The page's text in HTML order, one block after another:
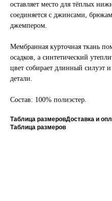
оставляет место для тёплых
соединяется с джинсами,
джемпером.
Мембранная курточная ткань
осадков, а синтетический
цвет собирает длинный силуэт
детали.
Состав: 100% полиэстер.
Таблица размеровДоставка и
Таблица размеров